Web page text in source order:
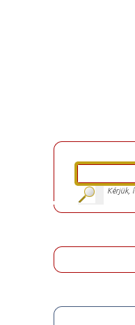
Kérjük,